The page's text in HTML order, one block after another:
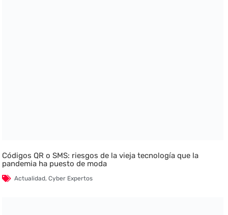
Códigos QR o SMS: riesgos de la vieja tecnología que la
pandemia ha puesto de moda
Actualidad,Cyber Expertos